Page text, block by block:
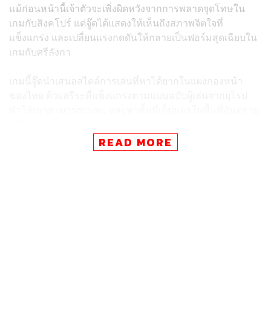
แม้ก่อนหน้านี้เจ้าตัวจะเพิ่งผิดหวังจากการพลาดจุดโทษใน
เกมกับสิงคโปร์ แต่จู๊ดได้แสดงให้เห็นถึงสภาพจิตใจที่
แข็งแกร่ง และเปลี่ยนแรงกดดันให้กลายเป็นฟอร์มสุดเฉียบใน
เกมกับศรีลังกา
เกมนี้จู๊ดนำเสนอสไตล์การเล่นที่หาได้ยากในแผงกองหน้า
ที่สำคัญคือ ความรวดเร็วในการตัดสินใจและเข้าทำ เป็นจุด
READ MORE